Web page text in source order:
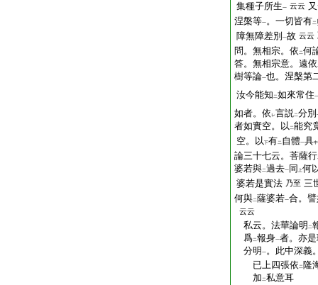
集種子所生一 云云
涅槃等一。一切皆有二
障無障差別 一故 云云
問。無相宗。依 二何
答。無相宗意。遠依
樹等論一也。涅槃第
汝今能知 二如來常住一
如者。依 レ言説二分別
者如實空。以 二能究
空。以下有二 自體一具中
論三十七云。菩薩行
婆若與二過去一 同 上何
婆若是實法 乃至 三
何與二薩婆若一合。
云云
私云。法華論明 二
爲二報身一者。亦
分明 一。此中深義
已上四張依 二 隆
加 二私意耳